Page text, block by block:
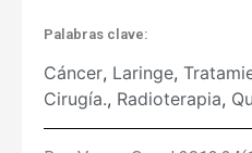
Palabras clave:
Cáncer, Laringe,
Cirugía., Radioterapia,